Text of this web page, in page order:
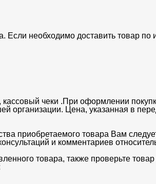
Если необходимо доставить товар
чеки .При оформлении
организации. Цена, указанная в
приобретаемого товара Вам
и комментариев
товара, также проверьте